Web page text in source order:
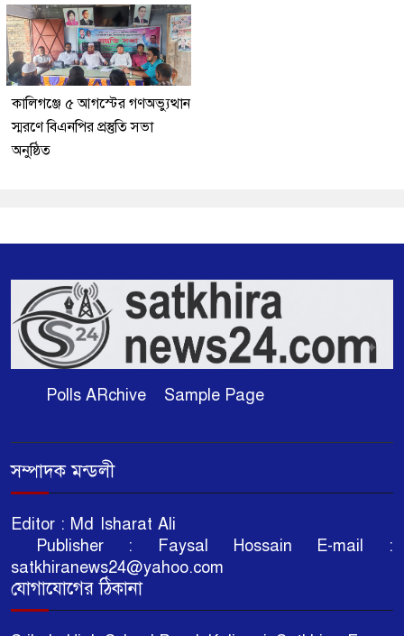
কালিগঞ্জে ৫ আগস্টের গণঅভ্যুত্থান
স্মরণে বিএনপির প্রস্তুতি সভা
অনুষ্ঠিত
Polls ARchive Sample Page
সম্পাদক মন্ডলী
Editor : Md Isharat Ali
Publisher : Faysal Hossain E-mail :
satkhiranews24@yahoo.com
যোগাযোগের ঠিকানা